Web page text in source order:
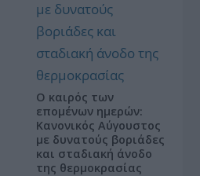
Ο καιρός των
επομένων ημερών:
Κανονικός Αύγουστος
με δυνατούς βοριάδες
και σταδιακή άνοδο
της θερμοκρασίας